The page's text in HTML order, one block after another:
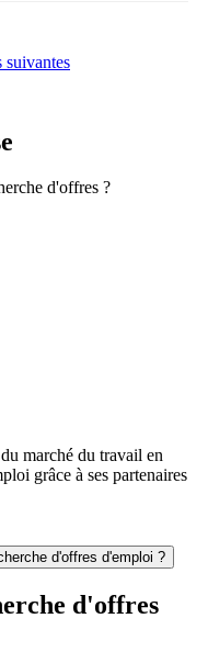
d'offres ?
marché du travail en
grâce à ses partenaires
d'offres d'emploi ?
d'offres